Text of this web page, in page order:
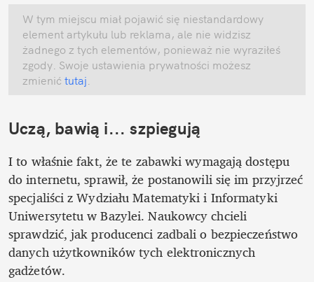
W tym miejscu miał pojawić się niestandardowy
element artykułu lub reklama, ale nie widzisz
żadnego z tych elementów, ponieważ nie wyraziłeś
zgody. Swoje ustawienia prywatności możesz
zmienić tutaj
Uczą, bawią i... szpiegują
I to właśnie fakt, że te zabawki wymagają dostępu
do internetu, sprawił, że postanowili się im przyjrzeć
specjaliści z Wydziału Matematyki i Informatyki
Uniwersytetu w Bazylei. Naukowcy chcieli
sprawdzić, jak producenci zadbali o bezpieczeństwo
danych użytkowników tych elektronicznych
gadżetów.